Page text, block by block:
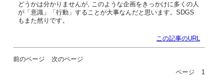
どうかは分かりませんが, このような企画をきっかけに多くの人
が「意識」「行動」することが大事なんだと思います。SDGS
もまた然りです。
この記事のURL
前のページ
次のページ
ページ
1